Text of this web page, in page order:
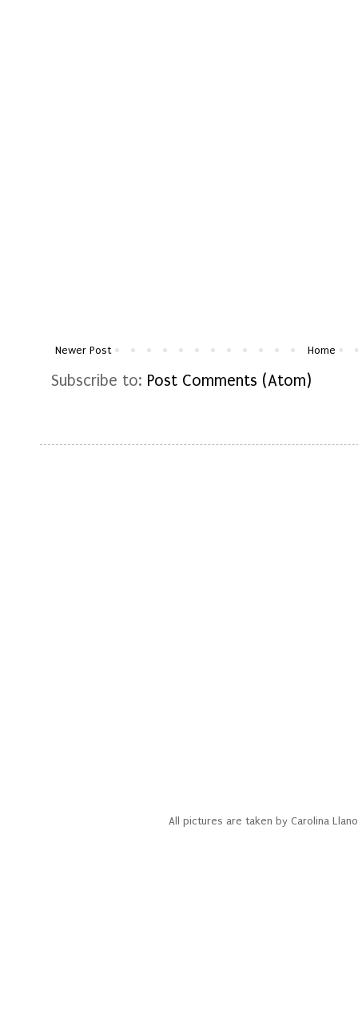
Newer Post Home
Subscribe to: Post Comments (Atom)
All pictures are taken by Carolina